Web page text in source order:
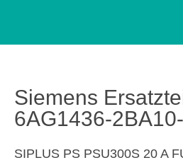
Siemens
6AG1436-
SIPLUS PS PSU300S 20 A